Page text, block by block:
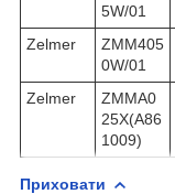
5W/01
Zelmer
ZMM405
0W/01
Zelmer
ZMMA0
25X(A86
1009)
Приховати